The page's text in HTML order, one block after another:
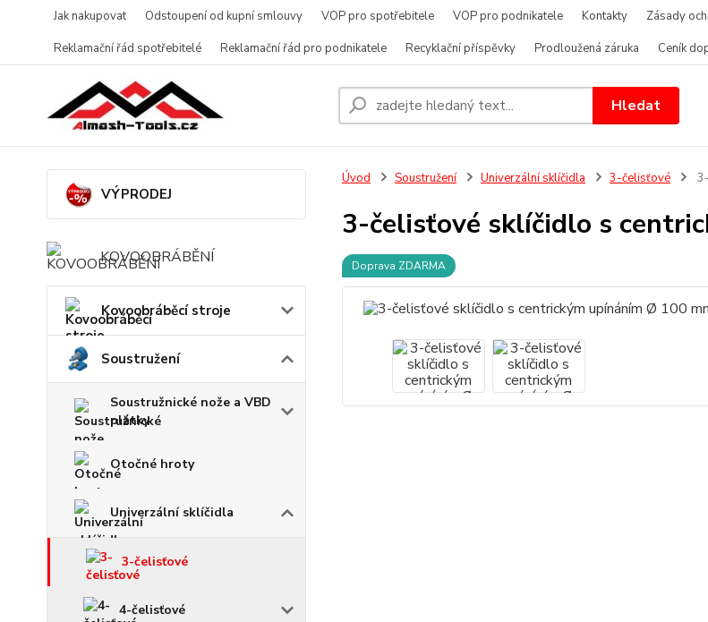
Jak nakupovat Odstoupení od kupní smlouvy VOP pro spotřebitele VOP pro podnikatele Kontakty
Zásady
Reklamační řád spotřebitelé
Reklamační řád pro podnikatele Recyklační příspěvky Prodloužená záruka Ceník
Hledat
VÝPRODEJ
KOVOOBRÁBĚNÍ
Kovoobráběcí stroje
Soustružení
Soustružnické nože a VBD
plátky
Otočné hroty
Univerzální sklíčidla
3-čelisťové
4-čelisťové
Úvod Soustružení Univerzální sklíčidla 3-čelisťové
3-čelisťové sklíčidlo s
Doprava ZDARMA